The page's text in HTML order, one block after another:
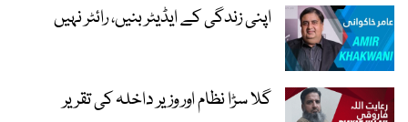
اپنی زندگی کے ایڈیٹر بنیں، رائٹر نہیں
گلا سڑا نظام اور وزیر داخلہ کی تقریر